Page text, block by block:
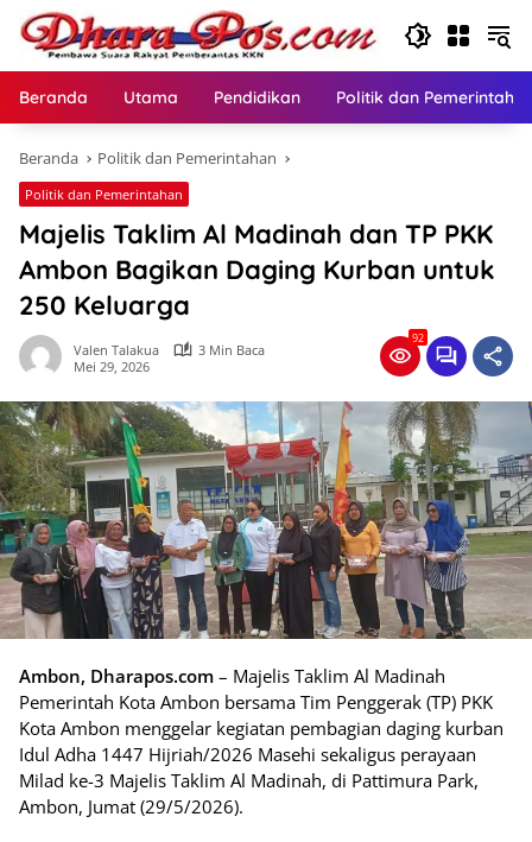
Langsung
konten
Beranda Utama Pendidikan Politik dan
Beranda Politik dan Pemerintahan
Politik dan Pemerintahan
Majelis Taklim Al Madinah dan TP PKK
Ambon Bagikan Daging Kurban untuk
250 Keluarga
Valen Talakua
3 Min Baca
Mei 29, 2026
92
Ambon, Dharapos.com – Majelis Taklim Al Madinah
Pemerintah Kota Ambon bersama Tim Penggerak (TP) PKK
Kota Ambon menggelar kegiatan pembagian daging kurban
Idul Adha 1447 Hijriah/2026 Masehi sekaligus perayaan
Milad ke-3 Majelis Taklim Al Madinah, di Pattimura Park,
Ambon, Jumat (29/5/2026).